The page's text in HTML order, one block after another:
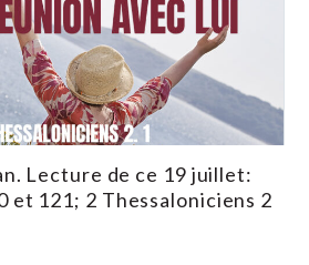
Lecture de ce 19 juillet:
et 121; 2 Thessaloniciens 2